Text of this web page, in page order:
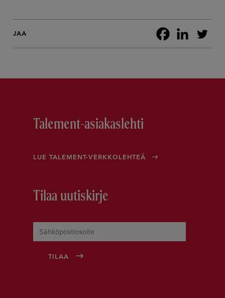
JAA
Talement-asiakaslehti
LUE TALEMENT-VERKKOLEHTEÄ
Tilaa uutiskirje